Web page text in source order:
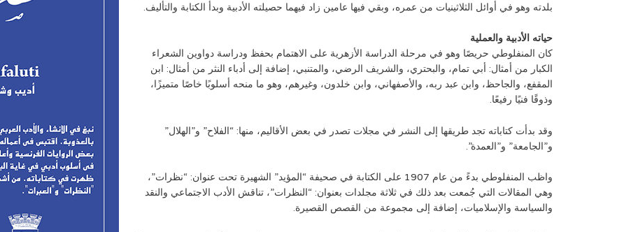
بلدته وهو في أوائل الثلاثينيات من عمره، وبقي فيها عامين زاد فيهما حصيلته الأدبية وبدأ الكتابة والتأليف.
حياته الأدبية والعملية
كان المنفلوطي حريصًا وهو في مرحلة الدراسة الأزهرية على الاهتمام بحفظ ودراسة دواوين الشعراء
الكبار من أمثال: أبي تمام، والبحتري، والشريف الرضي، والمتنبي، إضافة إلى أدباء النثر من أمثال: ابن
المقفع، والجاحظ، وابن عبد ربه، والأصفهاني، وابن خلدون، وغيرهم، وهو ما منحه أسلوبًا خاصًا متميزًا،
وذوقًا فنيًا رفيعًا.
وقد بدأت كتاباته تجد طريقها إلى النشر في مجلات تصدر في بعض الأقاليم، منها: “الفلاح” و”الهلال”
و”الجامعة” و”العمدة”.
واظب المنفلوطي بدءً من عام 1907 على الكتابة في صحيفة “المؤيد” الشهيرة تحت عنوان: “نظرات”،
وهي المقالات التي جُمعت بعد ذلك في ثلاثة مجلدات بعنوان: “النظرات”، تناقش الأدب الاجتماعي والنقد
والسياسة والإسلاميات، إضافة إلى مجموعة من القصص القصيرة.